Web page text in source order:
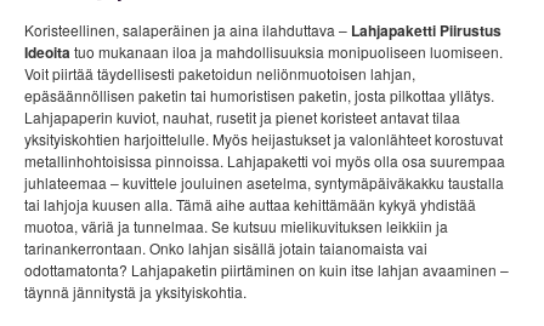
Koristeellinen, salaperäinen ja aina ilahduttava – Lahjapaketti Piirustus
Ideoitatuo mukanaan iloa ja mahdollisuuksia monipuoliseen luomiseen.
Voit piirtää täydellisesti paketoidun neliönmuotoisen lahjan,
epäsäännöllisen paketin tai humoristisen paketin, josta pilkottaa yllätys.
Lahjapaperin kuviot, nauhat, rusetit ja pienet koristeet antavat tilaa
yksityiskohtien harjoittelulle. Myös heijastukset ja valonlähteet korostuvat
metallinhohtoisissa pinnoissa. Lahjapaketti voi myös olla osa suurempaa
juhlateemaa – kuvittele jouluinen asetelma, syntymäpäiväkakku taustalla
tai lahjoja kuusen alla. Tämä aihe auttaa kehittämään kykyä yhdistää
muotoa, väriä ja tunnelmaa. Se kutsuu mielikuvituksen leikkiin ja
tarinankerrontaan. Onko lahjan sisällä jotain taianomaista vai
odottamatonta? Lahjapaketin piirtäminen on kuin itse lahjan avaaminen –
täynnä jännitystä ja yksityiskohtia.